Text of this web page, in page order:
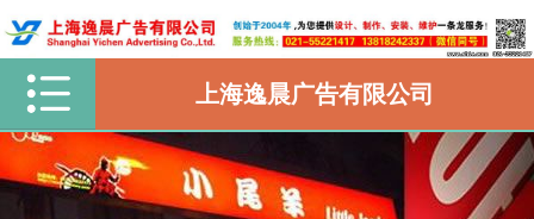
上海逸晨广告有限公司